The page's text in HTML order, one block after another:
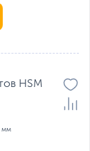
HSM
мм